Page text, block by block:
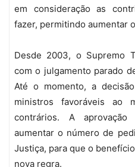
em consideração as
fazer, permitindo aumentar
Desde 2003, o Supremo
com o julgamento parado
Até o momento, a
ministros favoráveis ao
contrários. A
aumentar o número de
Justiça, para que o
nova regra.